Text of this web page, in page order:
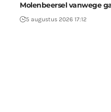
Molenbeersel vanwege
5 augustus 2026 17:12